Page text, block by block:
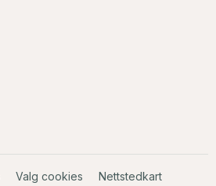
Valg cookies Nettstedkart